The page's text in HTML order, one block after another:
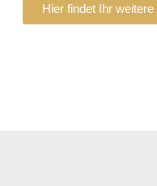
Hier findet Ihr